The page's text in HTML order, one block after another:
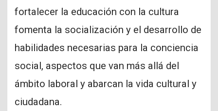
fortalecer la educación con la cultura
fomenta la socialización y el desarrollo de
habilidades necesarias para la conciencia
social, aspectos que van más allá del
ámbito laboral y abarcan la vida cultural y
ciudadana.